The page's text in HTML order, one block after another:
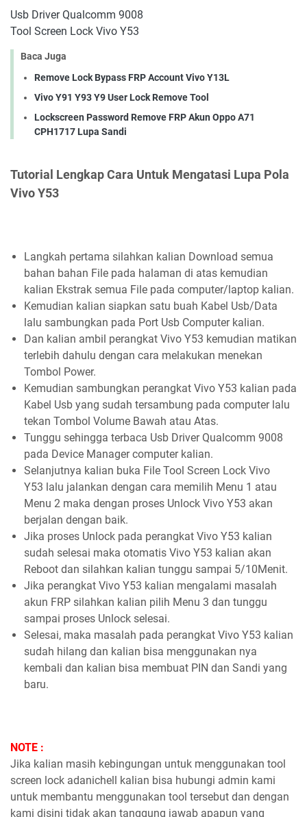
Usb Driver Qualcomm 9008
Tool Screen Lock Vivo Y53
Baca Juga
Remove Lock Bypass FRP Account Vivo Y13L
Vivo Y91 Y93 Y9 User Lock Remove Tool
Lockscreen Password Remove FRP Akun Oppo A71
CPH1717 Lupa Sandi
Tutorial Lengkap Cara Untuk Mengatasi Lupa Pola
Vivo Y53
Langkah pertama silahkan kalian Download semua
bahan bahan File pada halaman di atas kemudian
kalian Ekstrak semua File pada computer/laptop kalian.
Kemudian kalian siapkan satu buah Kabel Usb/Data
lalu sambungkan pada Port Usb Computer kalian.
Dan kalian ambil perangkat Vivo Y53 kemudian matikan
terlebih dahulu dengan cara melakukan menekan
Tombol Power.
Kemudian sambungkan perangkat Vivo Y53 kalian pada
Kabel Usb yang sudah tersambung pada computer lalu
tekan Tombol Volume Bawah atau Atas.
Tunggu sehingga terbaca Usb Driver Qualcomm 9008
pada Device Manager computer kalian.
Selanjutnya kalian buka File Tool Screen Lock Vivo
Y53 lalu jalankan dengan cara memilih Menu 1 atau
Menu 2 maka dengan proses Unlock Vivo Y53 akan
berjalan dengan baik.
Jika proses Unlock pada perangkat Vivo Y53 kalian
sudah selesai maka otomatis Vivo Y53 kalian akan
Reboot dan silahkan kalian tunggu sampai 5/10Menit.
Jika perangkat Vivo Y53 kalian mengalami masalah
akun FRP silahkan kalian pilih Menu 3 dan tunggu
sampai proses Unlock selesai.
Selesai, maka masalah pada perangkat Vivo Y53 kalian
sudah hilang dan kalian bisa menggunakan nya
kembali dan kalian bisa membuat PIN dan Sandi yang
baru.
NOTE :
Jika kalian masih kebingungan untuk menggunakan tool
screen lock adanichell kalian bisa hubungi admin kami
untuk membantu menggunakan tool tersebut dan dengan
kami disini tidak akan tanggung jawab apapun yang